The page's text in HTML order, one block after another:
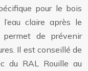
pour le bois
claire après le
permet de prévenir
Il est conseillé de
du RAL Rouille au